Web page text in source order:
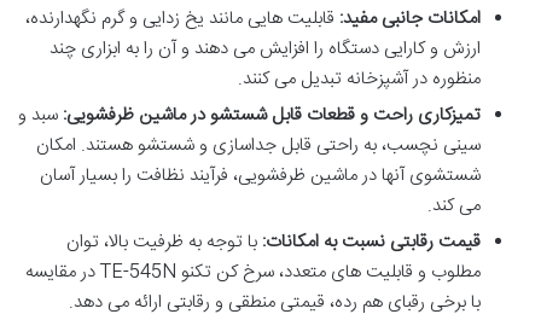
امکانات جانبی مفید: قابلیت هایی مانند یخ زدایی و گرم نگهدارنده،
ارزش و کارایی دستگاه را افزایش می دهند و آن را به ابزاری چند
منظوره در آشپزخانه تبدیل می کنند.
تمیزکاری راحت و قطعات قابل شستشو در ماشین ظرفشویی: سبد و
سینی نچسب، به راحتی قابل جداسازی و شستشو هستند. امکان
شستشوی آنها در ماشین ظرفشویی، فرآیند نظافت را بسیار آسان
می کند.
قیمت رقابتی نسبت به امکانات: با توجه به ظرفیت بالا، توان
مطلوب و قابلیت های متعدد، سرخ کن تکنو TE-545N در مقایسه
با برخی رقبای هم رده، قیمتی منطقی و رقابتی ارائه می دهد.